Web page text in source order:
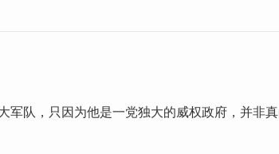
军队，只因为他是一党独大的威权政府，并非